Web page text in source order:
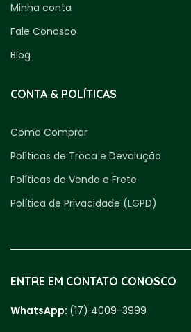
Minha conta
Fale Conosco
Blog
CONTA & POLÍTICAS
Como Comprar
Políticas de Troca e Devolução
Políticas de Venda e Frete
Política de Privacidade (LGPD)
ENTRE EM CONTATO CONOSCO
WhatsApp: (17) 4009-3999